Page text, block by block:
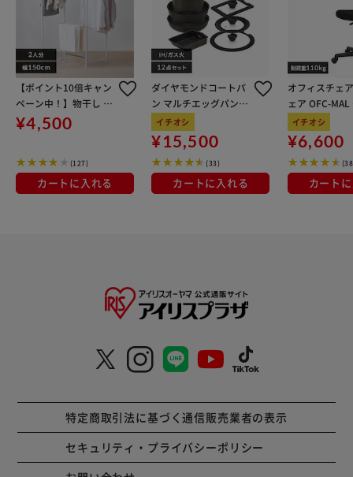
【ポイント10倍キャン
ペーン中！】物干し 室
内用 折りたたみ式 3連
OTM-150R ホワイト 一
¥4,500
(127)
カートに入れる
ダイヤモンドコートパ
ン マルチエッグパン入
り 12点セット IHガス
火対応 MEGI-12S ブラ
ウンメタリック
イチオシ
¥15,500
(33)
カートに入れる
オフィスチェ
ェア OFC-
ン
イチオシ
¥6,600
カート
特定商取引法に基づく通信販売業者の表示
セキュリティ・プライバシーポリシー